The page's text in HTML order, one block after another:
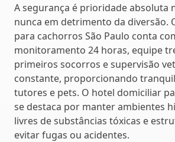
A segurança é prioridade absoluta
nunca em detrimento da diversão.
para cachorros São Paulo conta
monitoramento 24 horas, equipe
primeiros socorros e supervisão
constante, proporcionando
tutores e pets. O hotel domiciliar
se destaca por manter ambientes
livres de substâncias tóxicas e
evitar fugas ou acidentes.